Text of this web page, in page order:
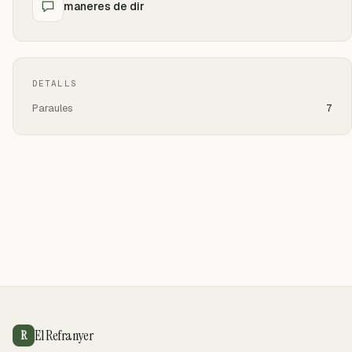
maneres de dir
DETALLS
Paraules 7
R El Refranyer